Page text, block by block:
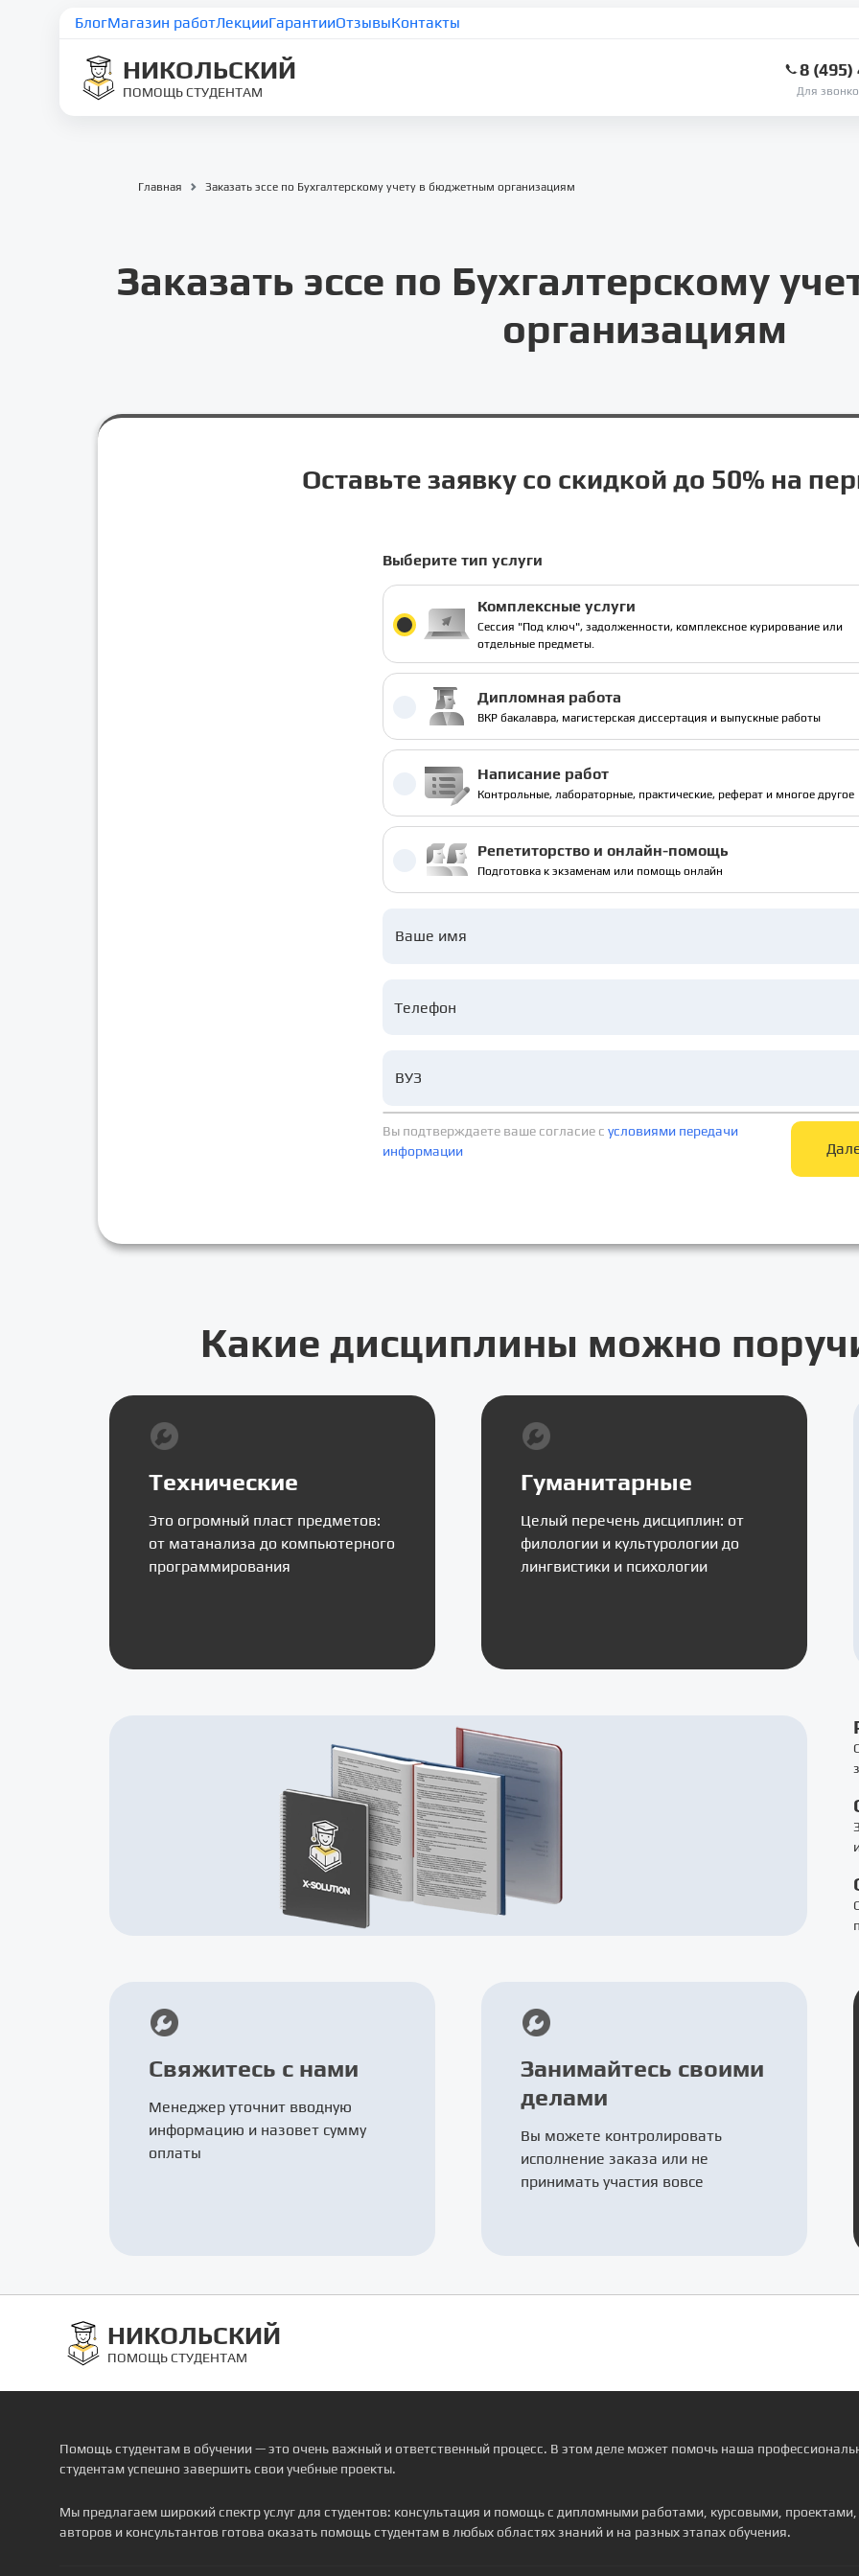
БлогМагазин работЛекцииГарантииОтзывыКонтакты
НИКОЛЬСКИЙ
ПОМОЩЬ СТУДЕНТАМ
8 (495)
Для
Главная Заказать эссе по Бухгалтерскому учету в бюджетным организациям
Заказать эссе по Бухгалтерскому
организациям
Оставьте заявку со скидкой до 50% на
Выберите тип услуги
Комплексные услуги
Сессия "Под ключ", задолженности, комплексное курирование или
отдельные предметы.
Дипломная работа
ВКР бакалавра, магистерская диссертация и выпускные работы
Написание работ
Контрольные, лабораторные, практические, реферат и многое другое
Репетиторство и онлайн-помощь
Подготовка к экзаменам или помощь онлайн
Ваше имя
ВУЗ
Вы подтверждаете ваше согласие c условиями передачи
информации
Какие дисциплины можно
Технические
Это огромный пласт предметов:
от матанализа до компьютерного
программирования
Гуманитарные
Целый перечень дисциплин: от
филологии и культурологии до
лингвистики и психологии
Свяжитесь с нами
Менеджер уточнит вводную
информацию и назовет сумму
оплаты
Занимайтесь своими
делами
Вы можете контролировать
исполнение заказа или не
принимать участия вовсе
НИКОЛЬСКИЙ
ПОМОЩЬ СТУДЕНТАМ
Помощь студентам в обучении — это очень важный и ответственный процесс. В этом деле может помочь наша
студентам успешно завершить свои учебные проекты.
Мы предлагаем широкий спектр услуг для студентов: консультация и помощь с дипломными работами, курсовыми,
авторов и консультантов готова оказать помощь студентам в любых областях знаний и на разных этапах обучения.